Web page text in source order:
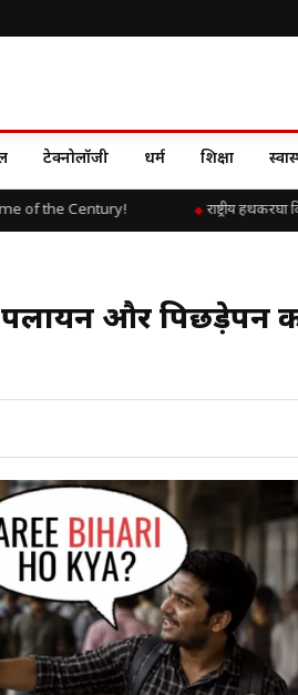
टेक्नोलॉजी धर्म शिक्षा
of the Century! राष्ट्रीय हथकरघा
पलायन और पिछड़ेपन